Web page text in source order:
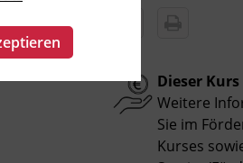
Dieser
Weitere
Sie im
Kurses